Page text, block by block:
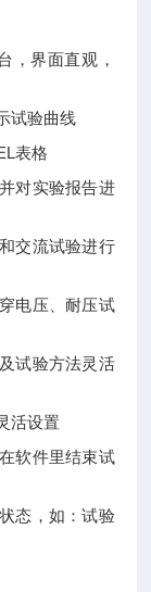
，界面直观，
试验曲线
表格
对实验报告进
交流试验进行
电压、耐压试
试验方法灵活
活设置
软件里结束试
态，如：试验